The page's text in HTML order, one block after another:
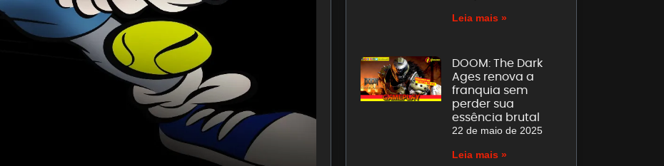
Leia mais »
DOOM: The Dark
Ages renova a
franquia sem
perder sua
essência brutal
22 de maio de 2025
Leia mais »